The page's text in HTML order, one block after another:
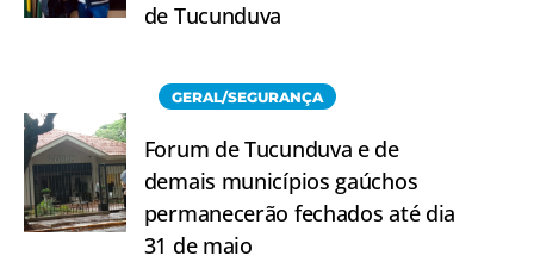
de Tucunduva
GERAL/SEGURANÇA
Forum de Tucunduva e de
demais municípios gaúchos
permanecerão fechados até dia
31 de maio